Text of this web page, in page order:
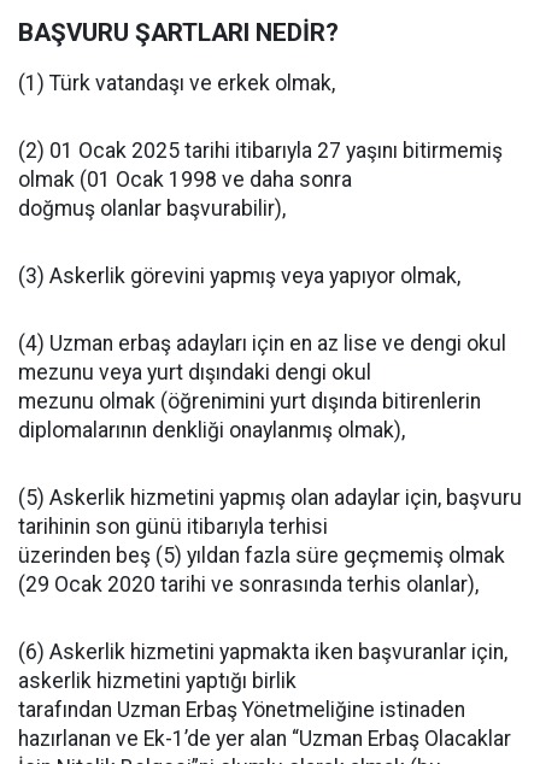
BAŞVURU ŞARTLARI NEDİR?
(1) Türk vatandaşı ve erkek olmak,
(2) 01 Ocak 2025 tarihi itibarıyla 27 yaşını bitirmemiş
olmak (01 Ocak 1998 ve daha sonra
doğmuş olanlar başvurabilir),
(3) Askerlik görevini yapmış veya yapıyor olmak,
(4) Uzman erbaş adayları için en az lise ve dengi okul
mezunu veya yurt dışındaki dengi okul
mezunu olmak (öğrenimini yurt dışında bitirenlerin
diplomalarının denkliği onaylanmış olmak),
(5) Askerlik hizmetini yapmış olan adaylar için, başvuru
tarihinin son günü itibarıyla terhisi
üzerinden beş (5) yıldan fazla süre geçmemiş olmak
(29 Ocak 2020 tarihi ve sonrasında terhis olanlar),
(6) Askerlik hizmetini yapmakta iken başvuranlar için,
askerlik hizmetini yaptığı birlik
tarafından Uzman Erbaş Yönetmeliğine istinaden
hazırlanan ve Ek-1’de yer alan “Uzman Erbaş Olacaklar